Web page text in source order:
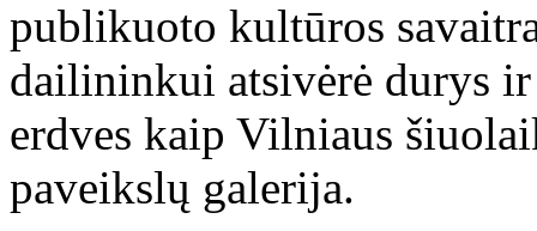
publikuoto kultūros
dailininkui atsivėrė durys
erdves kaip Vilniaus
paveikslų galerija.